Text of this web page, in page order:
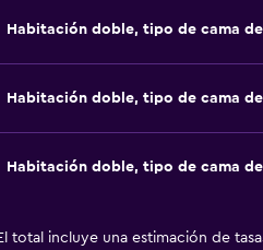
Habitación doble, tipo de cama
Habitación doble, tipo de cama
Habitación doble, tipo de cama
total incluye una estimación de